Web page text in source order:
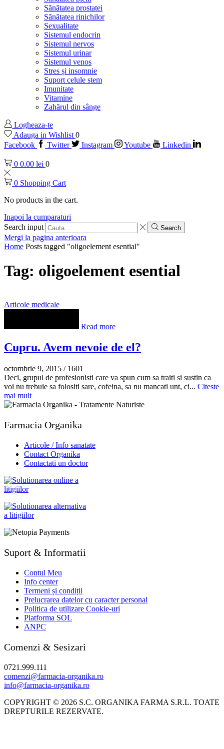
Sănătatea prostatei
Sănătatea rinichilor
Sexualitate
Sistemul endocrin
Sistemul nervos
Sistemul urinar
Sistemul venos
Stres și insomnie
Suport celule stem
Imunitate
Vitamine
Zahărul din sânge
Logheaza-te
Adauga in Wishlist 0
Facebook
Twitter Instagram Youtube Linkedin
0 0.00 lei 0
0 Shopping Cart
No products in the cart.
Inapoi la cumparaturi
Search input
Search
Mergi la pagina anterioara
Home Posts tagged "oligoelement esential"
Tag: oligoelement esential
Articole medicale
Read more
Cupru. Avem nevoie de el?
octombrie 9, 2015 / 1601
Deci, grupul de profesionisti care va spun cum sa traiti si sustin ca
voi nu trebuie sa folositi sare, cofeina, sa nu mancati unt, ci... Citeste
mai mult
Farmacia Organika
Articole / Info sanatate
Contact Organika
Contactati un doctor
Suport & Informatii
Contul Meu
Info center
Termeni și condiții
Prelucrarea datelor cu caracter personal
Politica de utilizare Cookie-uri
Platforma SOL
ANPC
Comenzi & Sesizari
0721.999.111
comenzi@farmacia-organika.ro
info@farmacia-organika.ro
COPYRIGHT © 2026 S.C. ORGANIKA FARMA S.R.L. TOATE
DREPTURILE REZERVATE.